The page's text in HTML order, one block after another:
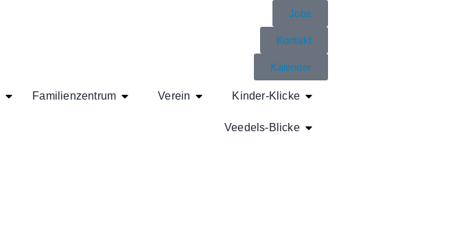
Jobs
Kontakt
Kalender
Familienzentrum Verein Kinder-Klicke
Veedels-Blicke